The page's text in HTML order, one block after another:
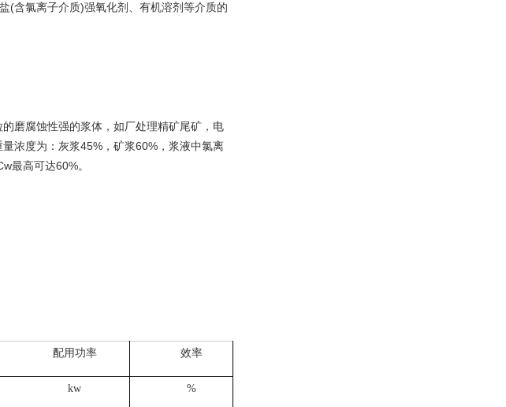
(含氯离子介质)强氧化剂、有机溶剂等介质的
磨腐蚀性强的浆体，如厂处理精矿尾矿，电
浓度为：灰浆45%，矿浆60%，浆液中氯离
最高可达60%。
配用功率 效率
kw %